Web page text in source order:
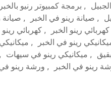
, برمجة كمبيوتر رنيو بالخبر
, صيانة رينو في الخبر , صيانة
كهربائي رينو الخبر , كهربائي رينو
رينو في الخبر ,
, ميكانيكي رينو في سيهات ,
رينو في الخبر , ورشة رينو